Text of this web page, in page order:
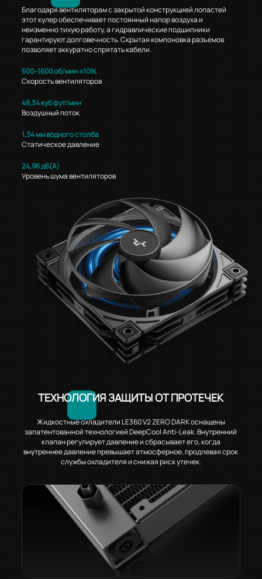
Благодаря вентиляторам с закрытой конструкцией лопастей
этот кулер обеспечивает постоянный напор воздуха и
неизменно тихую работу, а гидравлические подшипники
гарантируют долговечность. Скрытая компоновка разъемов
позволяет аккуратно спрятать кабели.
500–1600 об/мин ±10%
Скорость вентиляторов
48,34 куб фут/мин
Воздушный поток
1,34 мм водного столба
Статическое давление
24,96 дБ(А)
Уровень шума вентиляторов
ТЕХНОЛОГИЯ ЗАЩИТЫ ОТ ПРОТЕЧЕК
Жидкостные охладители LE360 V2 ZERO DARK оснащены
запатентованной технологией DeepCool Anti-Leak. Внутренний
клапан регулирует давление и сбрасывает его, когда
внутреннее давление превышает атмосферное, продлевая срок
службы охладителя и снижая риск утечек.